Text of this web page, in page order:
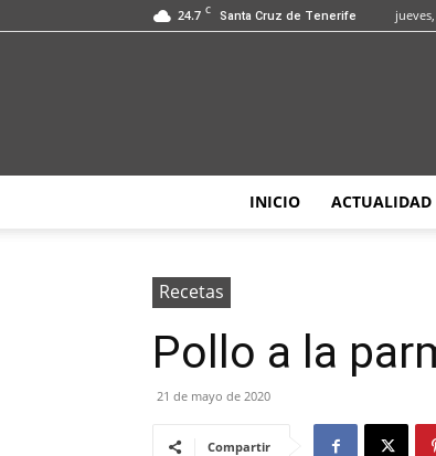
24.7 C Santa Cruz de Tenerife
INICIO ACTUALIDAD
Recetas
Pollo a la
21 de mayo de 2020
Compartir